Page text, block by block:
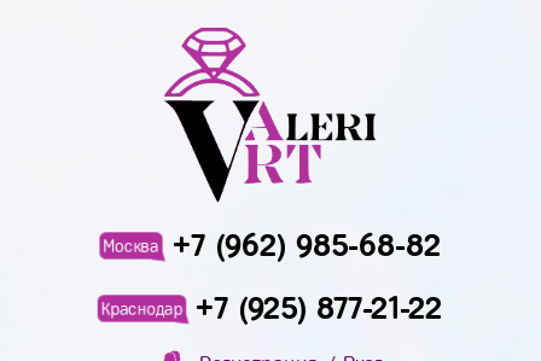
Москва +7 (962) 985-68-82
Краснодар +7 (925) 877-21-22